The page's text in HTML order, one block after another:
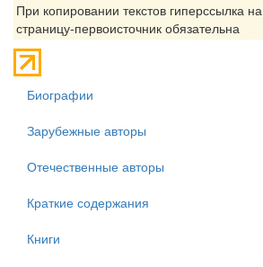
При копировании текстов гиперссылка на
страницу-первоисточник обязательна
Биографии
Зарубежные авторы
Отечественные авторы
Краткие содержания
Книги